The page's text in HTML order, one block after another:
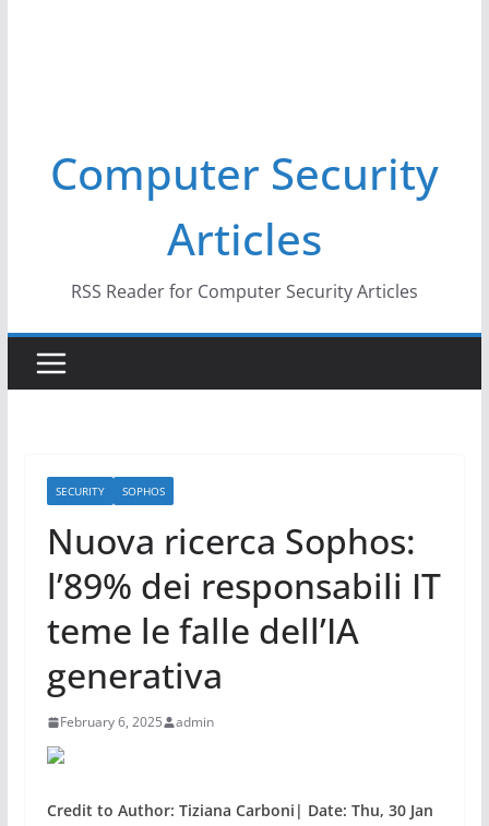
Computer Security
Articles
RSS Reader for Computer Security Articles
SECURITY SOPHOS
Nuova ricerca Sophos:
l’89% dei responsabili IT
teme le falle dell’IA
generativa
February 6, 2025 admin
Credit to Author: Tiziana Carboni| Date: Thu, 30 Jan